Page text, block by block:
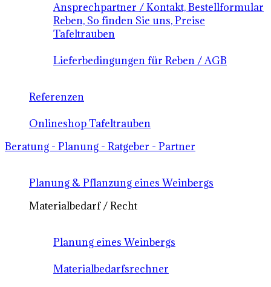
Ansprechpartner / Kontakt, Bestellformular
Reben, So finden Sie uns, Preise
Tafeltrauben
Lieferbedingungen für Reben / AGB
Referenzen
Onlineshop Tafeltrauben
Beratung - Planung - Ratgeber - Partner
Planung & Pflanzung eines Weinbergs
Materialbedarf / Recht
Planung eines Weinbergs
Materialbedarfsrechner